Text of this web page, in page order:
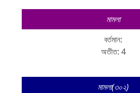
মামলা
বর্তমান:
অতীত: 4
মামলা(৩০২)